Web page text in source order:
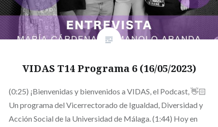
VIDAS T14 Programa 6 (16/05/2023)
(0:25) ¡Bienvenidas y bienvenidos a VIDAS, el Podcast, 👋🏻
Un programa del Vicerrectorado de Igualdad, Diversidad y
Acción Social de la Universidad de Málaga. (1:44) Hoy en